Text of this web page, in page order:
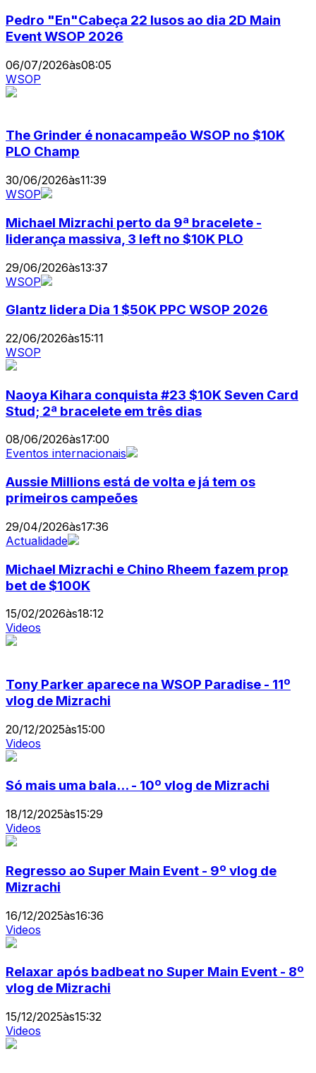
Pedro "En"Cabeça 22 lusos ao dia 2D Main
Event WSOP 2026
06/07/2026às08:05
WSOP
The Grinder é nonacampeão WSOP no $10K
PLO Champ
30/06/2026às11:39
WSOP
Michael Mizrachi perto da 9ª bracelete -
liderança massiva, 3 left no $10K PLO
29/06/2026às13:37
WSOP
Glantz lidera Dia 1 $50K PPC WSOP 2026
22/06/2026às15:11
WSOP
Naoya Kihara conquista #23 $10K Seven Card
Stud; 2ª bracelete em três dias
08/06/2026às17:00
Eventos internacionais
Aussie Millions está de volta e já tem os
primeiros campeões
29/04/2026às17:36
Actualidade
Michael Mizrachi e Chino Rheem fazem prop
bet de $100K
15/02/2026às18:12
Videos
Tony Parker aparece na WSOP Paradise - 11º
vlog de Mizrachi
20/12/2025às15:00
Videos
Só mais uma bala... - 10º vlog de Mizrachi
18/12/2025às15:29
Videos
Regresso ao Super Main Event - 9º vlog de
Mizrachi
16/12/2025às16:36
Videos
Relaxar após badbeat no Super Main Event - 8º
vlog de Mizrachi
15/12/2025às15:32
Videos